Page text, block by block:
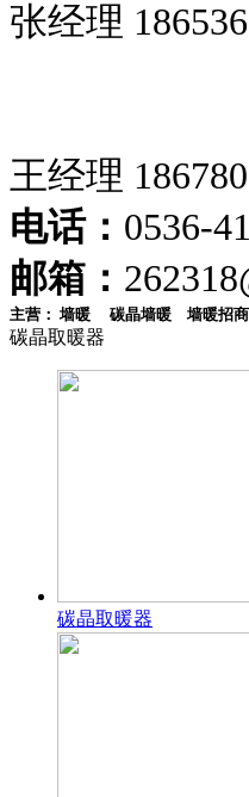
张经理
王经理
电话： 0536-
邮箱：
主营： 墙暖 碳晶墙暖 墙暖招商
碳晶取暖器
碳晶取暖器